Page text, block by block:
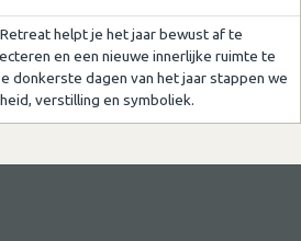
helpt je het jaar bewust af te
en een nieuwe innerlijke ruimte te
donkerste dagen van het jaar stappen we
verstilling en symboliek.